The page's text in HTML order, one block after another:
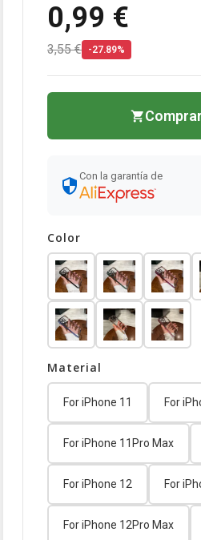
0,99 €
3,55 € -27.89%
Con la garantía de
Color
Material
For iPhone 11 For
For iPhone 11Pro Max
For iPhone 12 For
For iPhone 12Pro Max